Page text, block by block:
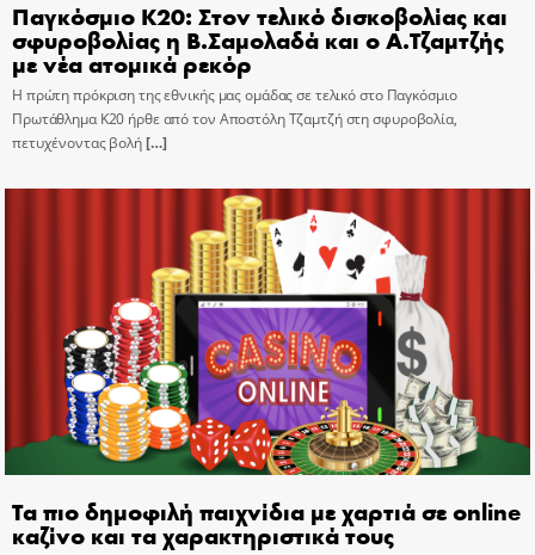
Παγκόσμιο Κ20: Στον τελικό δισκοβολίας και
σφυροβολίας η Β.Σαμολαδά και ο Α.Τζαμτζής
με νέα ατομικά ρεκόρ
Η πρώτη πρόκριση της εθνικής μας ομάδας σε τελικό στο Παγκόσμιο
Πρωτάθλημα Κ20 ήρθε από τον Αποστόλη Τζαμτζή στη σφυροβολία,
πετυχένοντας βολή[…]
Τα πιο δημοφιλή παιχνίδια με χαρτιά σε online
καζίνο και τα χαρακτηριστικά τους